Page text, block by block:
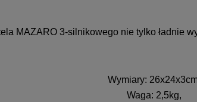
MAZARO 3-silnikowego nie tylko ładnie
Wymiary:
Waga: 2,5kg,